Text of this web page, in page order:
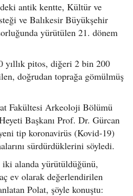
antik kentte, Kültür ve
ve Balıkesir Büyükşehir
yürütülen 21. dönem
yıllık pitos, diğeri 2 bin 200
doğrudan toprağa gömülmüş
Fakültesi Arkeoloji Bölümü
Başkanı Prof. Dr. Gürcan
tip koronavirüs (Kovid-19)
sürdürdüklerini söyledi.
iki alanda yürütüldüğünü,
ev olarak değerlendirilen
Polat, şöyle konuştu: